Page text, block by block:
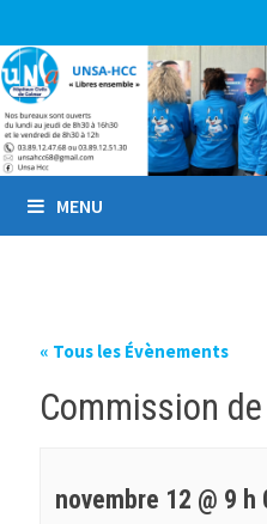
au
contenu
MENU
« Tous les Évènements
Commission
novembre 12 @ 9 h